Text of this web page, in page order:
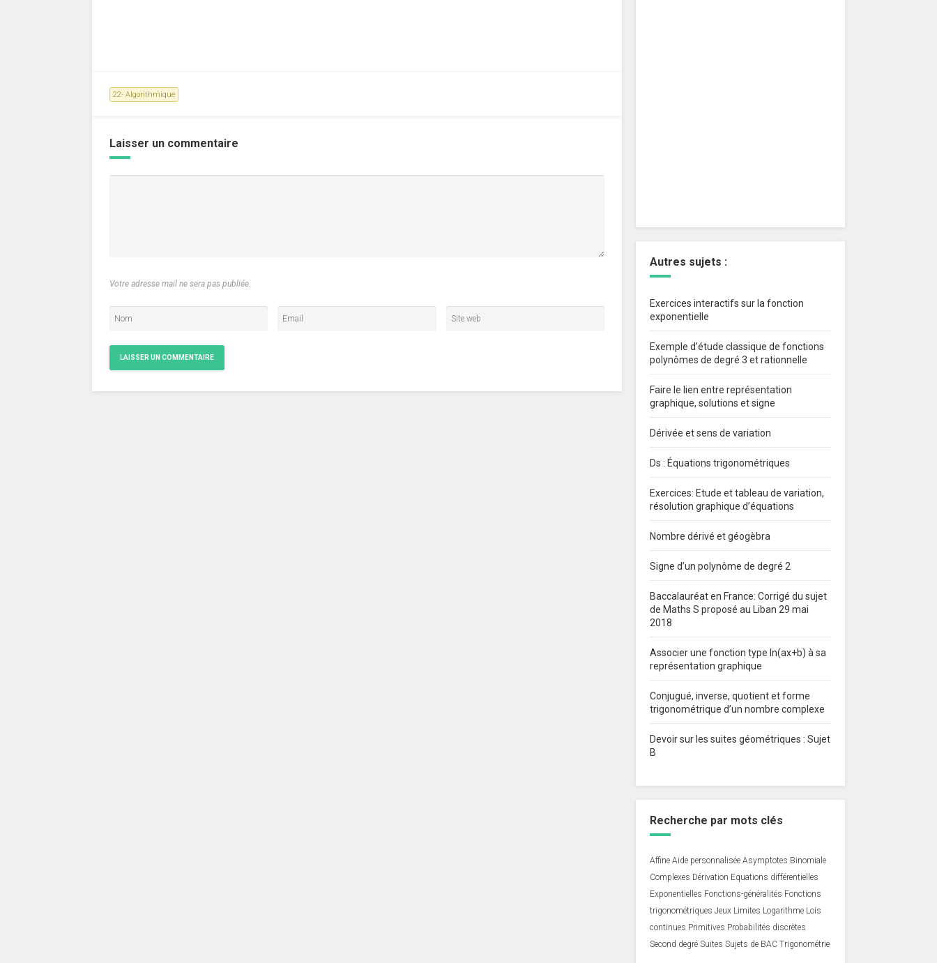
22- Algorithmique
Laisser un commentaire
Votre adresse mail ne sera pas publiée.
Autres sujets :
Exercices interactifs sur la fonction
exponentielle
Exemple d’étude classique de fonctions
polynômes de degré 3 et rationnelle
Faire le lien entre représentation
graphique, solutions et signe
Dérivée et sens de variation
Ds : Équations trigonométriques
Exercices: Etude et tableau de variation,
résolution graphique d’équations
Nombre dérivé et géogèbra
Signe d’un polynôme de degré 2
Baccalauréat en France: Corrigé du sujet
de Maths S proposé au Liban 29 mai
2018
Associer une fonction type ln(ax+b) à sa
représentation graphique
Conjugué, inverse, quotient et forme
trigonométrique d’un nombre complexe
Devoir sur les suites géométriques : Sujet
B
Recherche par mots clés
Affine Aide personnalisée Asymptotes Binomiale
Complexes Dérivation Equations différentielles
Exponentielles Fonctions-généralités Fonctions
trigonométriques Jeux Limites Logarithme Lois
continues Primitives Probabilités discrètes
Second degré Suites Sujets de BAC Trigonométrie